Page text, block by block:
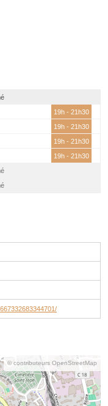
19h - 21h30
19h - 21h30
19h - 21h30
19h - 21h30
© contributeurs OpenStreetMap